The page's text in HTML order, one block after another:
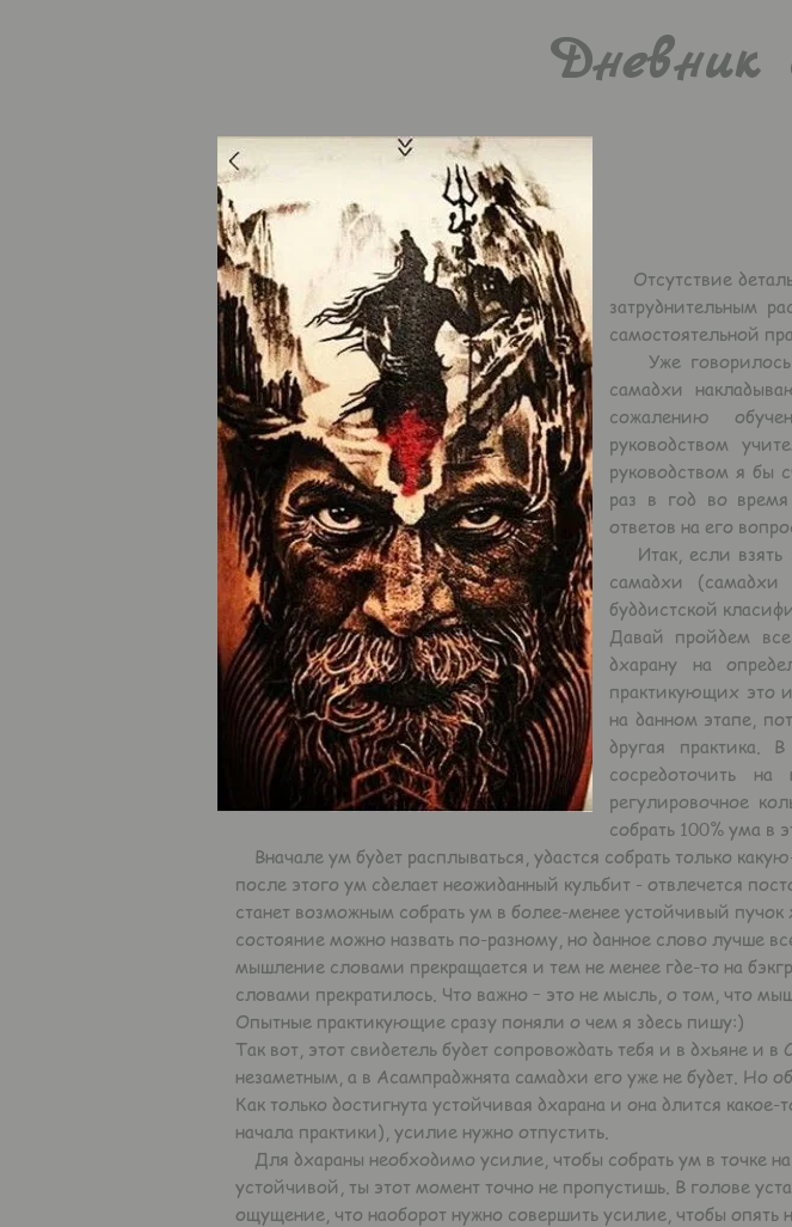
Дневник
Отсутствие
затруднительным
самостоятельной
Уже говорилось,
самадхи
сожалению
руководством
руководством я бы
раз в год во
ответов на его
Итак, если взять
самадхи (самадхи
буддистской
Давай пройдем
дхарану на
практикующих это
на данном этапе,
другая практика.
сосредоточить
регулировочное
собрать 100% ума в
Вначале ум будет расплываться, удастся собрать только
после этого ум сделает неожиданный кульбит - отвлечется
станет возможным собрать ум в более-менее устойчивый
состояние можно назвать по-разному, но данное слово лучше
мышление словами прекращается и тем не менее где-то на
словами прекратилось. Что важно – это не мысль, о том, что
Опытные практикующие сразу поняли о чем я здесь пишу:)
Так вот, этот свидетель будет сопровождать тебя и в дхьяне и
незаметным, а в Асампраджнята самадхи его уже не будет. Но
Как только достигнута устойчивая дхарана и она длится
начала практики), усилие нужно отпустить.
Для дхараны необходимо усилие, чтобы собрать ум в точке
устойчивой, ты этот момент точно не пропустишь. В голове
ощущение, что наоборот нужно совершить усилие, чтобы опять